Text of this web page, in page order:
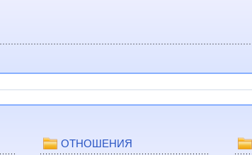
ОТНОШЕНИЯ